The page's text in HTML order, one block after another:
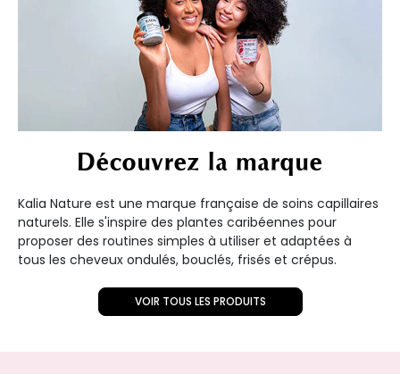
Découvrez la marque
Kalia Nature est une marque française de soins capillaires
naturels. Elle s'inspire des plantes caribéennes pour
proposer des routines simples à utiliser et adaptées à
tous les cheveux ondulés, bouclés, frisés et crépus.
VOIR TOUS LES PRODUITS